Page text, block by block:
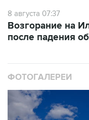
8 августа 07:37
Возгорание на
после падения
ФОТОГАЛЕРЕИ